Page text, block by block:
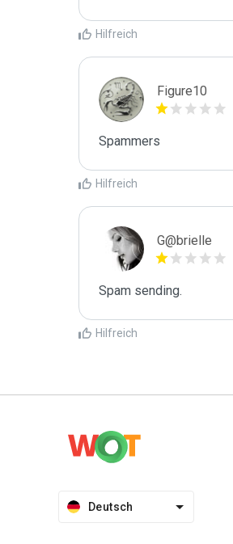
Hilfreich
Figure10
Spammers
Hilfreich
G@brielle
Spam sending.
Hilfreich
Deutsch